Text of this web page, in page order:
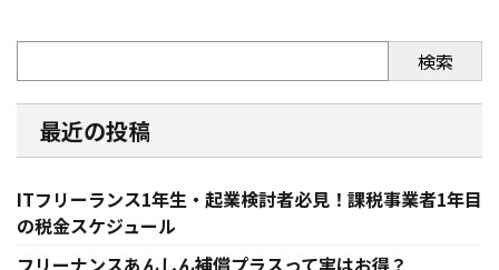
検索
最近の投稿
ITフリーランス1年生・起業検討者必見！課税事業者1年目
の税金スケジュール
フリーナンスあんしん補償プラスって実はお得？